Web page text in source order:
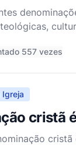
557 vezes
cristã